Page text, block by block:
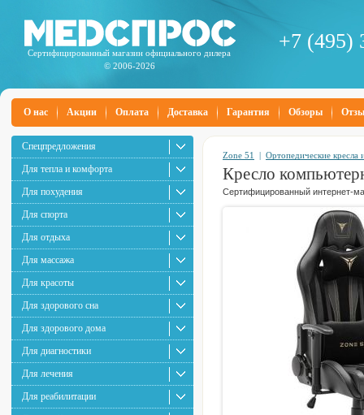
Сертифицированный магазин официального дилера
© 2006-2026
+7 (495)
О нас Акции Оплата Доставка Гарантия Обзоры
Спецпредложения
Для тепла и комфорта
Для похудения
Для спорта
Для отдыха
Для массажа
Для красоты
Для здорового сна
Для здорового дома
Для диагностики
Для лечения
Для реабилитации
Zone 51 | Ортопедические кресла
Кресло
Сертифицированный интернет-